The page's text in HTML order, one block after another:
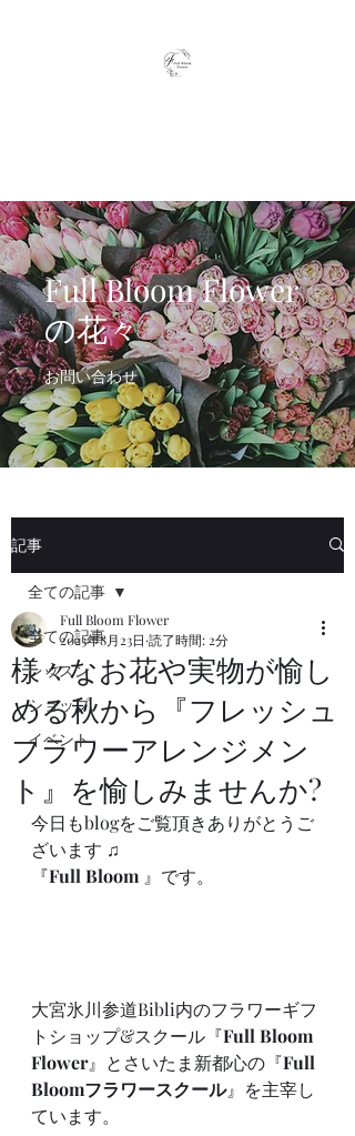
Full Bloom Flower
の花々
お問い合わせ
記事
全ての記事
レッスン
ショップ
イベント
全ての記事
様々なお花や実物が愉し
める秋から『フレッシュ
フラワーアレンジメン
ト』を愉しみませんか?
Full Bloom Flower
2023年8月23日 読了時間: 2分
今日もblogをご覧頂きありがとうご
ざいます ♫
『Full Bloom 』です。
大宮氷川参道Bibli内のフラワーギフ
トショップ&スクール『Full Bloom
Flower』とさいたま新都心の『Full
Bloomフラワースクール』を主宰し
ています。